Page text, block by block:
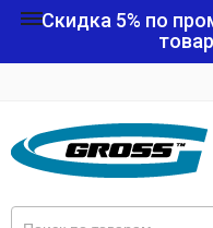
Скидка 5% по